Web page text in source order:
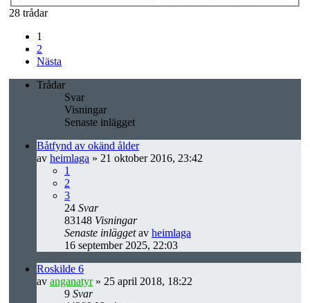
28 trådar
1
2
Nästa
Trådar
Svar
Visningar
Senaste inlägget
Båtfynd av okänd ålder
av heimlaga » 21 oktober 2016, 23:42
1
2
3
24 Svar
83148 Visningar
Senaste inläggetav heimlaga
16 september 2025, 22:03
Roskilde 6
av anganatyr» 25 april 2018, 18:22
9 Svar